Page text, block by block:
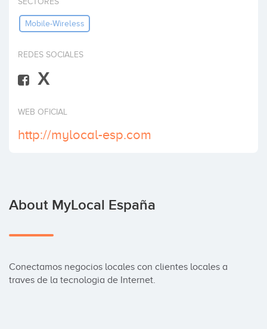
Mobile-Wireless
REDES SOCIALES
X
WEB OFICIAL
http://mylocal-esp.com
About MyLocal España
Conectamos negocios locales con clientes locales a
traves de la tecnologia de Internet.